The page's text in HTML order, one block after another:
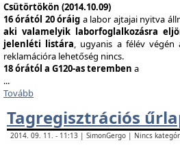
Csütörtökön (2014.10.09)
16 órától 20 óráig a labor ajtajai nyitva
aki valamelyik laborfoglalkozásra
jelenléti listára, ugyanis a félév
reklamációra lehetőség nincs.
18 órától a G120-as teremben a
...
Tovább
Tagregisztrációs
2014. 09. 11. - 11:13 | SimonGergo | Nincs